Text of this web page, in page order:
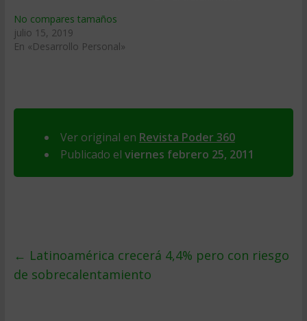
No compares tamaños
julio 15, 2019
En «Desarrollo Personal»
Ver original en Revista Poder 360
Publicado el viernes febrero 25, 2011
← Latinoamérica crecerá 4,4% pero con riesgo
de sobrecalentamiento